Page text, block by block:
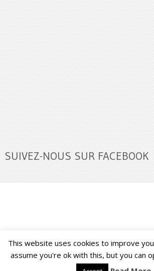
SUIVEZ-NOUS SUR FACEBOOK
Buzz Ultra Copyright © 2026.
This website uses cookies to improve
assume you're ok with this, but you can